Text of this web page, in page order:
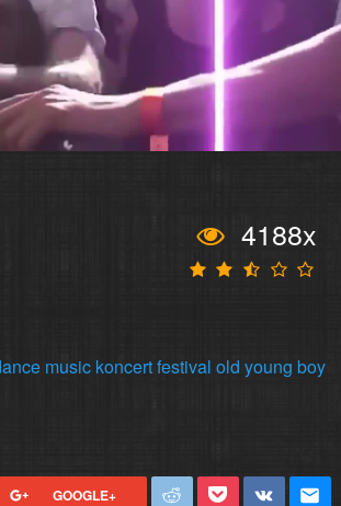
Video
4188x
music koncertfestival old young boy
GOOGLE+